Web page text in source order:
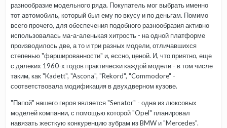
разнообразие модельного ряда. Покупатель мог выбрать именно
тот автомобиль, который был ему по вкусу и по деньгам. Помимо
всего прочего, для обеспечения подобного разнообразия активно
использовалась ма-а-аленькая хитрость - на одной платформе
производилось две, а то и три разных модели, отличавшихся
степенью "фаршированности" и, ессно, ценой. И, что приятно, еще
с далеких 1960-х годов практически каждой модели - в том числе
таким, как "Kadett", "Ascona", "Rekord", "Commodore" -
соответствовала модификация в двухдверном кузове.
"Папой" нашего героя является "Senator" - одна из люксовых
моделей компании, с помощью которой "Opel" планировал
навязать жесткую конкуренцию зубрам из BMW и "Mercedes".